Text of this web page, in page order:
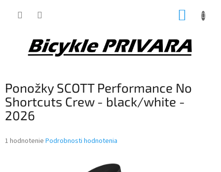
Ponožky SCOTT Performance No
Shortcuts Crew - black/white -
2026
Priemerné
1 hodnotenie Podrobnosti hodnotenia